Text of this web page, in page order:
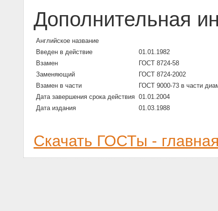
Дополнительная
Английское название
Введен в действие
01.01.1982
Взамен
ГОСТ 8724-58
Заменяющий
ГОСТ 8724-2002
Взамен в части
ГОСТ 9000-73 в части
Дата завершения срока действия 01.01.2004
Дата издания
01.03.1988
Скачать ГОСТы -